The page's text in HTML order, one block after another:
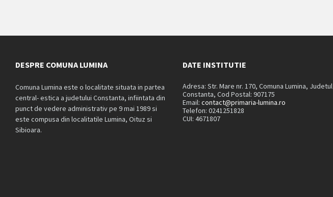
DESPRE COMUNA LUMINA
Comuna Lumina este o localitate situata in partea
central- estica a judetului Constanta, infiintata din
punct de vedere administrativ pe 9 mai 1989 si
este compusa din localitatile Lumina, Oituz si
Sibioara.
DATE INSTITUTIE
Adresa: Str. Mare nr. 170, Comuna Lumina, Judetul
Constanta, Cod Postal: 907175
Email:contact@primaria-lumina.ro
Telefon: 0241251828
CUI: 4671807